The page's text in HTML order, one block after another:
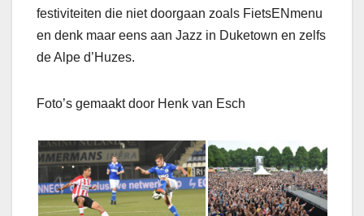
festiviteiten die niet doorgaan zoals FietsENmenu
en denk maar eens aan Jazz in Duketown en zelfs
de Alpe d’Huzes.
Foto’s gemaakt door Henk van Esch